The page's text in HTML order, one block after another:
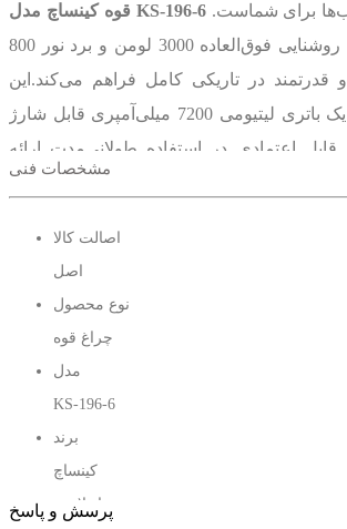
قوه کینساچ مدل KS-196-6 برای شماست.
این محصول با توان روشنایی فوق‌العاده 3000 لومن و برد نور 800
در تاریکی کامل فراهم می‌کند.این
چراغ قوه مجهز به یک باتری لیتیومی 7200 میلی‌آمپری قابل شارژ
اعتمادی در استفاده طولانی‌مدت ارائه
نشانگر میزان شارژ به شما کمک می‌کند
باشد.قابلیت زوم یکی دیگر از ویژگی های
مشخصات فنی
اصالت کالا
اصل
نوع محصول
چراغ قوه
مدل
KS-196-6
برند
کینساچ
تعداد لامپ
پرسش و پاسخ